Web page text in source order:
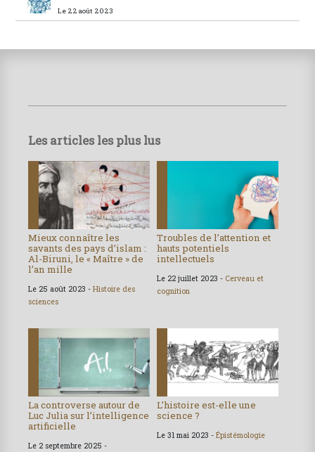
Le 22 août 2023
Les articles les plus lus
Mieux connaître les
savants des pays d’islam :
Al-Biruni, le « Maître » de
l’an mille
Le 25 août 2023 - Histoire des
sciences
Troubles de l’attention et
hauts potentiels
intellectuels
Le 22 juillet 2023 - Cerveau et
cognition
La controverse autour de
Luc Julia sur l’intelligence
artificielle
Le 2 septembre 2025 -
L’histoire est-elle une
science ?
Le 31 mai 2023 - Épistémologie